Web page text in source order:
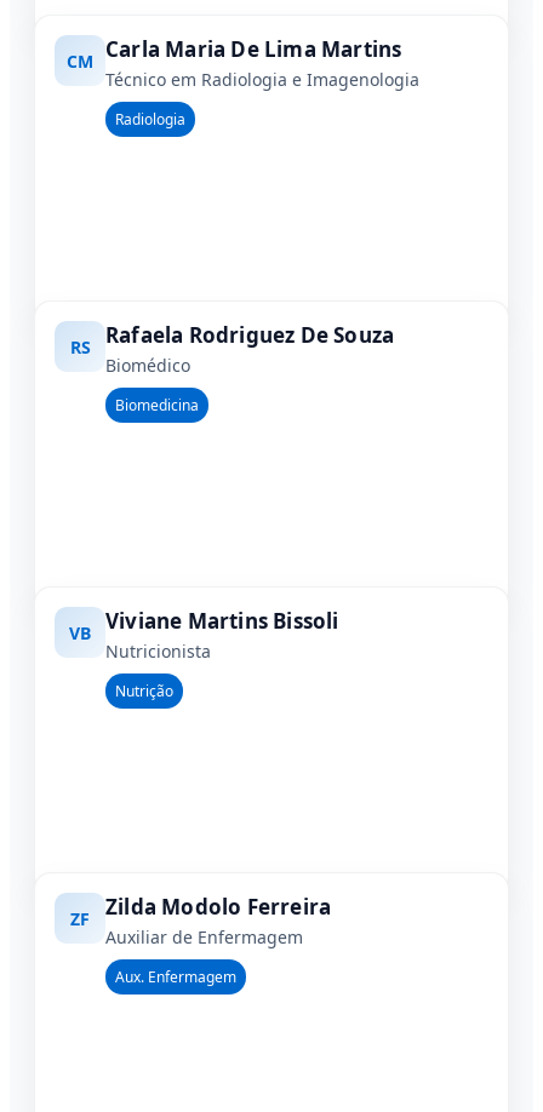
CM Carla Maria De Lima Martins
Técnico em Radiologia e Imagenologia
Radiologia
RS Rafaela Rodriguez De Souza
Biomédico
Biomedicina
VB Viviane Martins Bissoli
Nutricionista
Nutrição
ZF Zilda Modolo Ferreira
Auxiliar de Enfermagem
Aux. Enfermagem